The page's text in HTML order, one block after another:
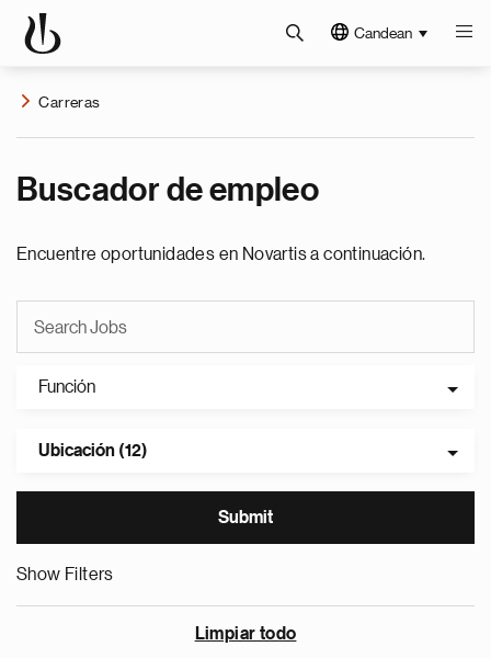
Candean
Carreras
Buscador de empleo
Encuentre oportunidades en Novartis a continuación.
Función
Ubicación (12)
Show Filters
Limpiar todo